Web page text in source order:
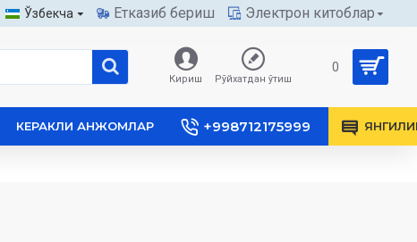
Ўзбекча Етказиб бериш Электрон китоблар
Кириш Рўйхатдан ўтиш
0
КЕРАКЛИ АНЖОМЛАР +998712175999